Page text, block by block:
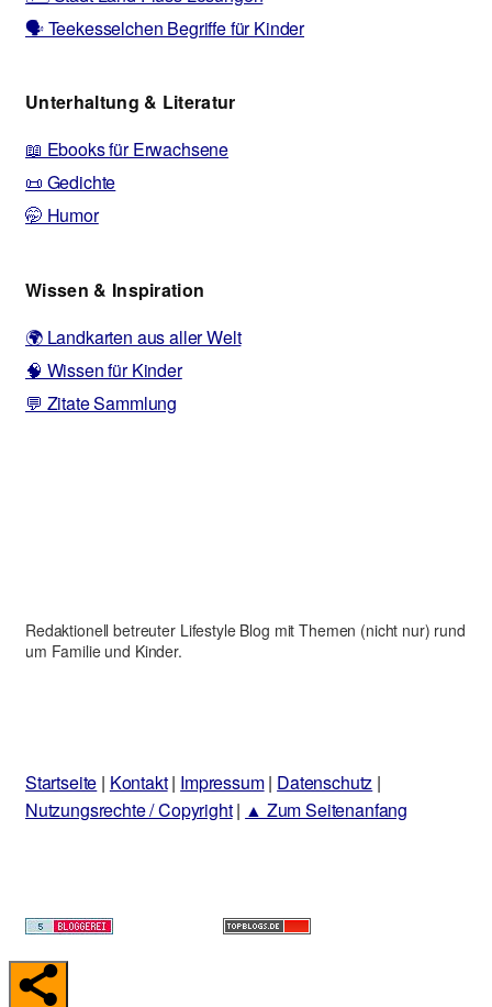
🗣️ Teekesselchen Begriffe für Kinder
Unterhaltung & Literatur
📖 Ebooks für Erwachsene
📜 Gedichte
🤭 Humor
Wissen & Inspiration
🌍 Landkarten aus aller Welt
🧠 Wissen für Kinder
💬 Zitate Sammlung
Redaktionell betreuter Lifestyle Blog mit Themen (nicht nur) rund
um Familie und Kinder.
Startseite | Kontakt| Impressum| Datenschutz |
Nutzungsrechte / Copyright| ▲ Zum Seitenanfang